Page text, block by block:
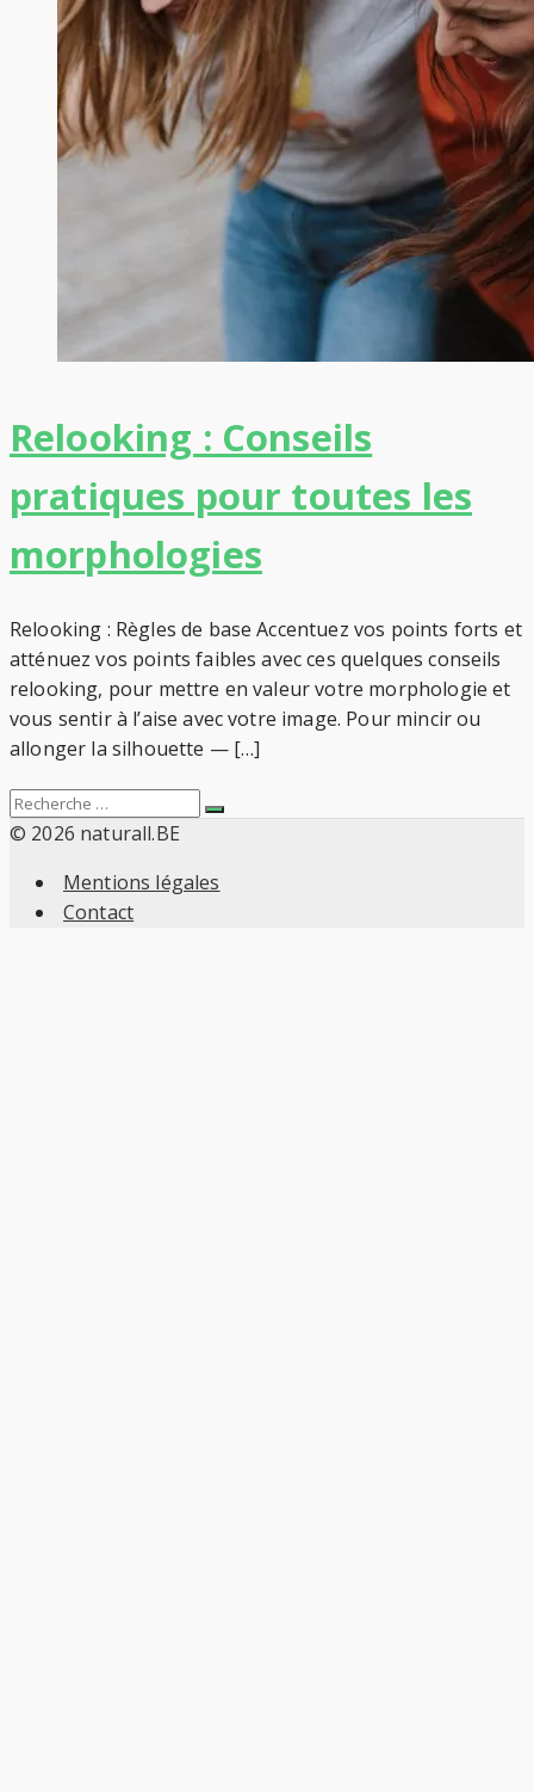
Relooking : Conseils
pratiques pour toutes les
morphologies
Relooking : Règles de base Accentuez vos points forts et
atténuez vos points faibles avec ces quelques conseils
relooking, pour mettre en valeur votre morphologie et
vous sentir à l’aise avec votre image. Pour mincir ou
allonger la silhouette — […]
Search
for:
Recherche
© 2026 naturall.BE
Mentions légales
Contact